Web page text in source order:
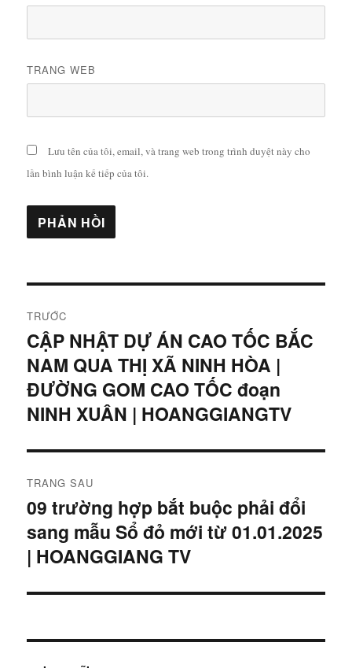
TRANG WEB
Lưu tên của tôi, email, và trang web trong trình duyệt này cho
lần bình luận kế tiếp của tôi.
hướng
bài
viết
TRƯỚC
Bài
viết
trước:
CẬP NHẬT DỰ ÁN CAO TỐC BẮC
NAM QUA THỊ XÃ NINH HÒA |
ĐƯỜNG GOM CAO TỐC đoạn
NINH XUÂN | HOANGGIANGTV
TRANG SAU
Bài
tiếp
theo:
09 trường hợp bắt buộc phải đổi
sang mẫu Sổ đỏ mới từ 01.01.2025
| HOANGGIANG TV